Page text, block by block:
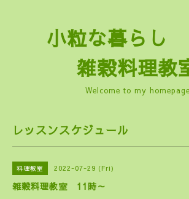
小粒な暮
雑穀料理教
Welcome to my homepage
レッスンスケジュール
料理教室 2022-07-29 (Fri)
雑穀料理教室 11時～